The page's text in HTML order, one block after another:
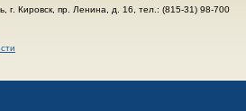
г. Кировск, пр. Ленина, д. 16, тел.: (815-31) 98-700